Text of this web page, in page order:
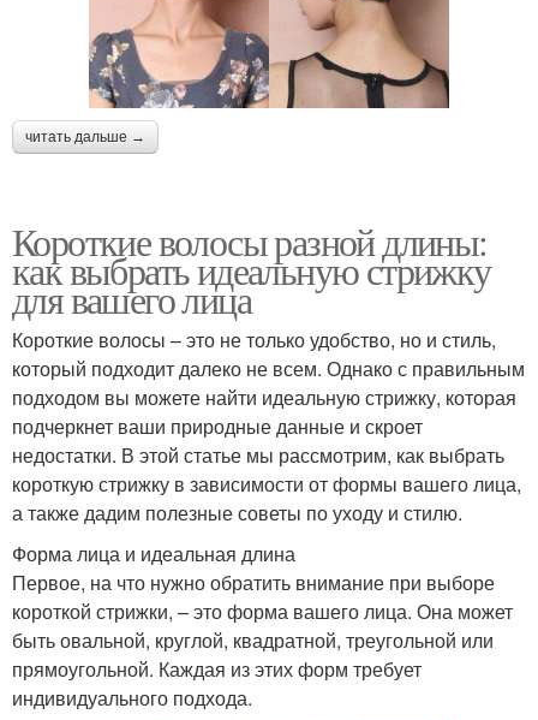
читать дальше →
Короткие волосы разной длины:
как выбрать идеальную стрижку
для вашего лица
Короткие волосы – это не только удобство, но и стиль,
который подходит далеко не всем. Однако с правильным
подходом вы можете найти идеальную стрижку, которая
подчеркнет ваши природные данные и скроет
недостатки. В этой статье мы рассмотрим, как выбрать
короткую стрижку в зависимости от формы вашего лица,
а также дадим полезные советы по уходу и стилю.
Форма лица и идеальная длина
Первое, на что нужно обратить внимание при выборе
короткой стрижки, – это форма вашего лица. Она может
быть овальной, круглой, квадратной, треугольной или
прямоугольной. Каждая из этих форм требует
индивидуального подхода.